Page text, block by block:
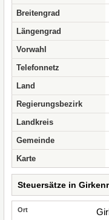
Breitengrad
Längengrad
Vorwahl
Telefonnetz
Land
Regierungsbezirk
Landkreis
Gemeinde
Karte
Steuersätze in